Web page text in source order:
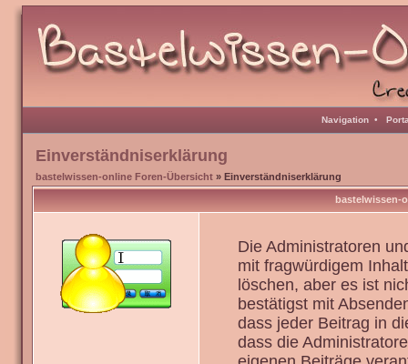
Navigation •
Einverständniserklärung
bastelwissen-online Foren-Übersicht » Einverständniserklärung
bastelwissen-
Die Administratoren
mit fragwürdigem
löschen, aber es ist
bestätigst mit
dass jeder Beitrag in
dass die